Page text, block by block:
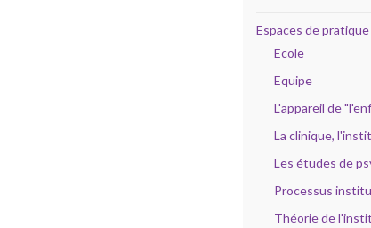
Espaces de pratique
Ecole
Equipe
L'appareil de
La clinique,
Les études de
Processus
Théorie de